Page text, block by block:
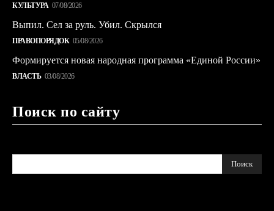
КУЛЬТУРА 07/08/2026
Выпил. Сел за руль. Убил. Скрылся
ПРАВОПОРЯДОК 05/08/2026
Формируется новая народная программа «Единой России»
ВЛАСТЬ 03/08/2026
Поиск по сайту
Поиск